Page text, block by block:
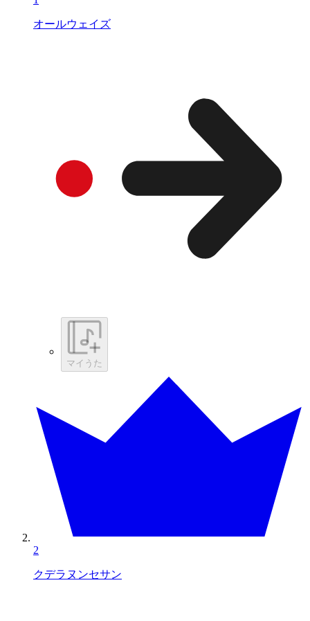
オールウェイズ
マイうた
2
クデラヌンセサン